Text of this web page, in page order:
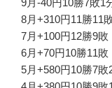
8月+310円11勝11
7月+100円12勝9敗
6月+70円10勝11敗
5月+580円10勝7敗